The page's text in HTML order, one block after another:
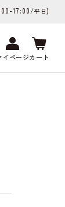
17:00/平日)
イページカート